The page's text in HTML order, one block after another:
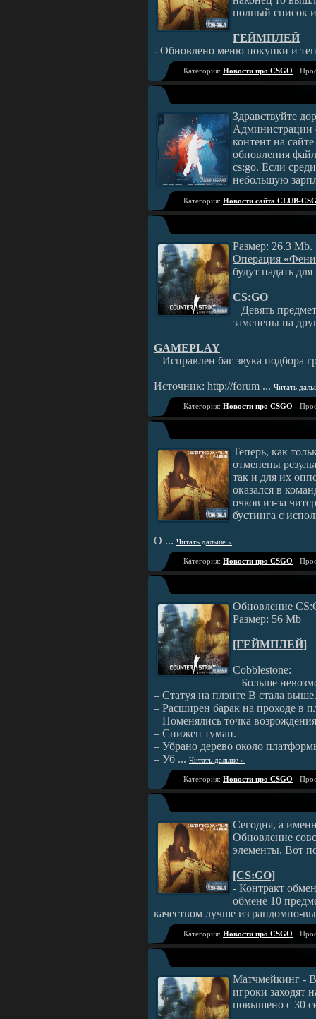
полный список
ГЕЙМПЛЕЙ
- Обновлено меню покупки и
Категория: Новости про CSGO
Здравствуйте
Администрации
контент на
обновления
cs:go. Если
небольшую
Категория: Новости сайта CLUB-
Размер: 26.3 Mb.
Операция
будут падать для
CS:GO
‒ Девять
заменены на
GAMEPLAY
‒ Исправлен баг звука подбора
Источник: http://forum ... Читать
Категория: Новости про CSGO
Теперь, как
отменены
так и для их
оказался в
очков из-за
бустинга с
О ... Читать дальше »
Категория: Новости про CSGO
Обновление
Размер: 56 Mb
[ГЕЙМПЛЕЙ]
Cobblestone:
– Больше
– Статуя на плэнте B стала
– Расширен барак на проходе в
– Поменялись точка
– Снижен туман.
– Убрано дерево около
– Уб ... Читать дальше »
Категория: Новости про CSGO
Сегодня, а
Обновление
элементы. Вот
[CS:GO]
- Контракт
обмене 10
качеством лучше из рандомно-
Категория: Новости про CSGO
Матчмейкинг -
игроки заходят
повышено с 30